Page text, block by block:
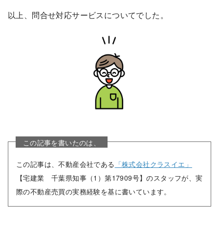
以上、問合せ対応サービスについてでした。
この記事を書いたのは、
この記事は、不動産会社である 「株式会社クラスイエ」
【宅建業 千葉県知事（1）第17909号】のスタッフが、実
際の不動産売買の実務経験を基に書いています。